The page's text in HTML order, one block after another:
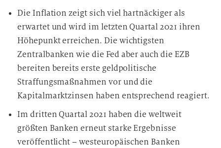
Die Inflation zeigt sich viel hartnäckiger als
erwartet und wird im letzten Quartal 2021 ihren
Höhepunkt erreichen. Die wichtigsten
Zentralbanken wie die Fed aber auch die EZB
bereiten bereits erste geldpolitische
Straffungsmaßnahmen vor und die
Kapitalmarktzinsen haben entsprechend reagiert.
Im dritten Quartal 2021 haben die weltweit
größten Banken erneut starke Ergebnisse
veröffentlicht – westeuropäischen Banken